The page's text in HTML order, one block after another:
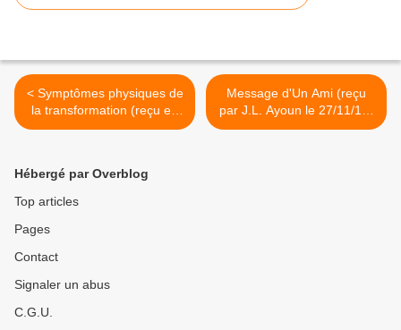
< Symptômes physiques de
la transformation (reçu en
Nov.2010 par Monique
Message d'Un Ami (reçu
par J.L. Ayoun le 27/11/10)
>
Hébergé par Overblog
Top articles
Pages
Contact
Signaler un abus
C.G.U.